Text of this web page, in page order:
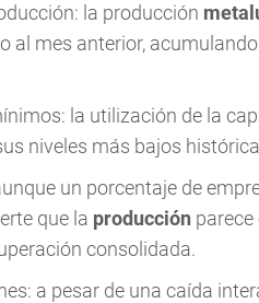
la producción
al mes anterior,
la utilización de la
niveles más bajos
un porcentaje de
que la producción
consolidada.
a pesar de una caída